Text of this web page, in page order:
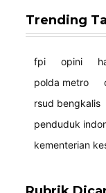
Trending
fpi opini
polda metro
rsud bengkalis
penduduk
kementerian